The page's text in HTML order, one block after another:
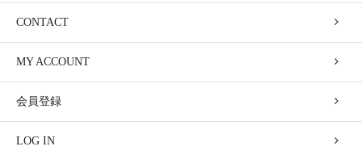
CONTACT
MY ACCOUNT
会員登録
LOG IN